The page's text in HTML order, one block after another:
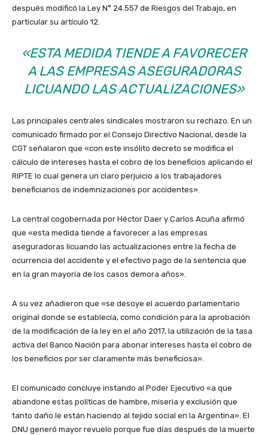
después modificó la Ley N° 24.557 de Riesgos del Trabajo, en
particular su artículo 12.
«ESTA MEDIDA TIENDE A FAVORECER
A LAS EMPRESAS ASEGURADORAS
LICUANDO LAS ACTUALIZACIONES»
Las principales centrales sindicales mostraron su rechazo. En un
comunicado firmado por el Consejo Directivo Nacional, desde la
CGT señalaron que «con este insólito decreto se modifica el
cálculo de intereses hasta el cobro de los beneficios aplicando el
RIPTE lo cual genera un claro perjuicio a los trabajadores
beneficiarios de indemnizaciones por accidentes».
La central cogobernada por Héctor Daer y Carlos Acuña afirmó
que «esta medida tiende a favorecer a las empresas
aseguradoras licuando las actualizaciones entre la fecha de
ocurrencia del accidente y el efectivo pago de la sentencia que
en la gran mayoría de los casos demora años».
A su vez añadieron que «se desoye el acuerdo parlamentario
original donde se establecía, como condición para la aprobación
de la modificación de la ley en el año 2017, la utilización de la tasa
activa del Banco Nación para abonar intereses hasta el cobro de
los beneficios por ser claramente más beneficiosa».
El comunicado concluye instando al Poder Ejecutivo «a que
abandone estas políticas de hambre, miseria y exclusión que
tanto daño le están haciendo al tejido social en la Argentina». El
DNU generó mayor revuelo porque fue días después de la muerte